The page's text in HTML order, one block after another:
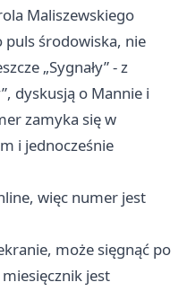
Maliszewskiego
puls środowiska, nie
„Sygnały” - z
dyskusją o Mannie i
zamyka się w
i jednocześnie
więc numer jest
może sięgnąć po
jest